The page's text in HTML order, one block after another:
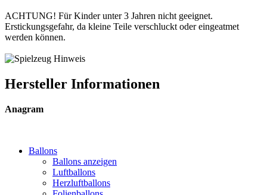
ACHTUNG! Für Kinder unter 3 Jahren nicht geeignet.
Erstickungsgefahr, da kleine Teile verschluckt oder eingeatmet
werden können.
Hersteller Informationen
Anagram
Ballons
Ballons anzeigen
Luftballons
Herzluftballons